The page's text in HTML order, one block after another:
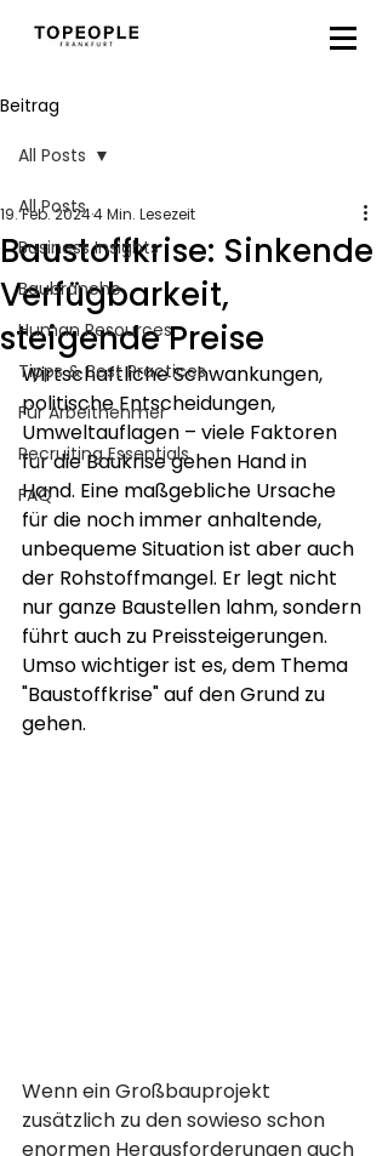
Beitrag
All Posts
Business Insights
Baubranche
Human Resources
Tipps & Best Practices
Für Arbeitnehmer
Recruiting Essentials
FAQ
All Posts
Baustoffkrise: Sinkende
Verfügbarkeit,
steigende Preise
19. Feb. 20244 Min. Lesezeit
Wirtschaftliche Schwankungen,
politische Entscheidungen,
Umweltauflagen – viele Faktoren
für die Baukrise gehen Hand in
Hand. Eine maßgebliche Ursache
für die noch immer anhaltende,
unbequeme Situation ist aber auch
der Rohstoffmangel. Er legt nicht
nur ganze Baustellen lahm, sondern
führt auch zu Preissteigerungen.
Umso wichtiger ist es, dem Thema
"Baustoffkrise" auf den Grund zu
gehen.
Wenn ein Großbauprojekt
zusätzlich zu den sowieso schon
enormen Herausforderungen auch